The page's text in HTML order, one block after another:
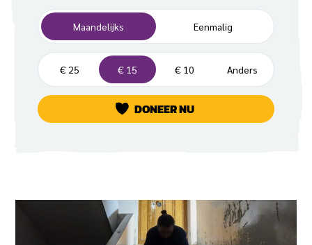
F
r
q
u
e
n
Maandelijks Eenmalig
B
e
r
€ 25 € 15 € 10 Anders
DONEER NU